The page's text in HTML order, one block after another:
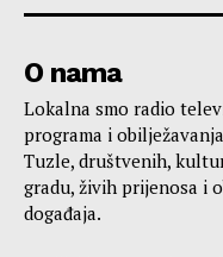
O nama
Lokalna smo radio
programa i
Tuzle, društvenih,
gradu, živih prijenosa i
događaja.